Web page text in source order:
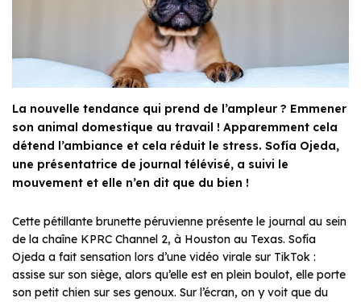
La nouvelle tendance qui prend de l’ampleur ? Emmener
son animal domestique au travail ! Apparemment cela
détend l’ambiance et cela réduit le stress. Sofía Ojeda,
une présentatrice de journal télévisé, a suivi le
mouvement et elle n’en dit que du bien !
Cette pétillante brunette péruvienne présente le journal au sein
de la chaîne KPRC Channel 2, à Houston au Texas. Sofía
Ojeda a fait sensation lors d’une vidéo virale sur TikTok :
assise sur son siège, alors qu’elle est en plein boulot, elle porte
son petit chien sur ses genoux. Sur l’écran, on y voit que du